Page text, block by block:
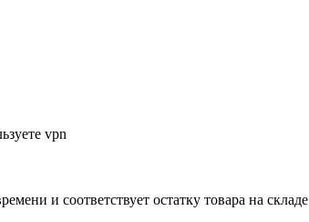
vpn
и соответствует остатку товара на складе